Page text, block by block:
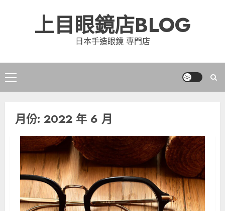
上目眼鏡店BLOG
日本手造眼鏡 專門店
Primary
Menu
月份: 2022 年 6 月